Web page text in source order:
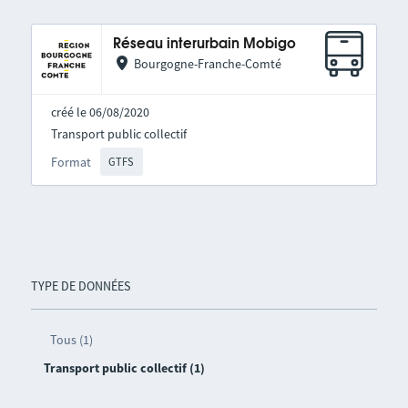
TYPE DE DONNÉES
Tous (1)
Transport public collectif (1)
Réseau interurbain Mobigo
Bourgogne-Franche-Comté
créé le 06/08/2020
Format GTFS
Transport public collectif